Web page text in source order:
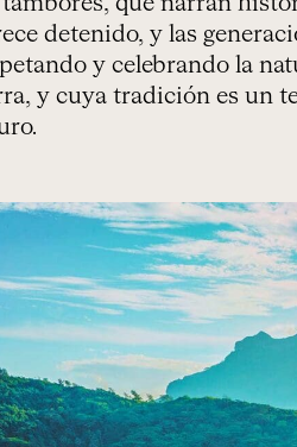
detenido, y las
y celebrando la
y cuya tradición es un